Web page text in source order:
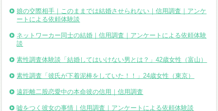
娘の交際相手｜このままでは結婚させられない｜信用調査｜アンケ
ートによる依頼体験談
ネットワーカー同士の結婚｜信用調査｜アンケートによる依頼体験
談
素性調査体験談「結婚してはいけない男とは？」42歳女性（富山）
素性調査「彼氏が下着泥棒をしていた！！」24歳女性（東京）
遠距離二股恋愛中の本命彼の信用｜信用調査
嘘をつく彼女の事情｜信用調査｜アンケートによる依頼体験談